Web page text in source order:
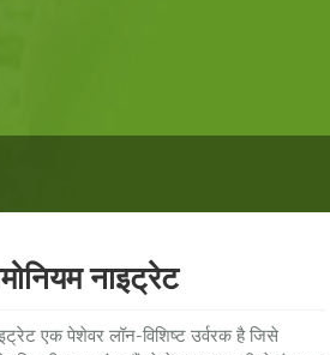
नाइट्रेट
एक पेशेवर लॉन-विशिष्ट उर्वरक है जिसे